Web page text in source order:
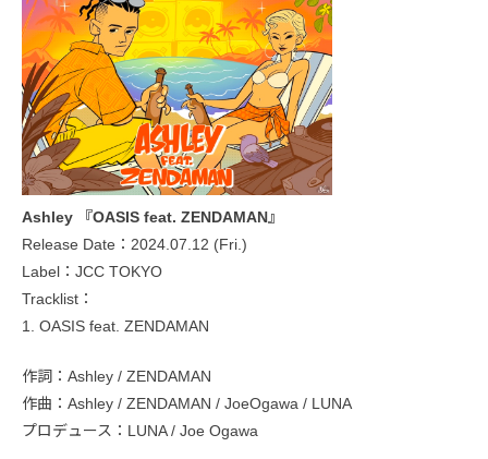
Ashley 『OASIS feat. ZENDAMAN』
Release Date：2024.07.12 (Fri.)
Label：JCC TOKYO
Tracklist：
1. OASIS feat. ZENDAMAN
作詞：Ashley / ZENDAMAN
作曲：Ashley / ZENDAMAN / JoeOgawa / LUNA
プロデュース：LUNA / Joe Ogawa